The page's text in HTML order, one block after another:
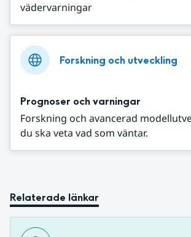
vädervarningar
Forskning och utveckling
Prognoser och varningar
Forskning och avancerad
du ska veta vad som väntar.
Relaterade länkar